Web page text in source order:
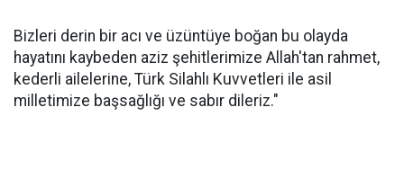
Bizleri derin bir acı ve üzüntüye boğan bu olayda
hayatını kaybeden aziz şehitlerimize Allah'tan rahmet,
kederli ailelerine, Türk Silahlı Kuvvetleri ile asil
milletimize başsağlığı ve sabır dileriz."